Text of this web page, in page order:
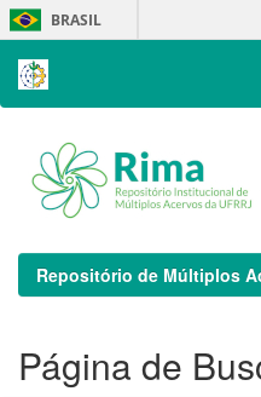
Skip
navigation
BRASIL
Repositório de Múltiplos
Página de